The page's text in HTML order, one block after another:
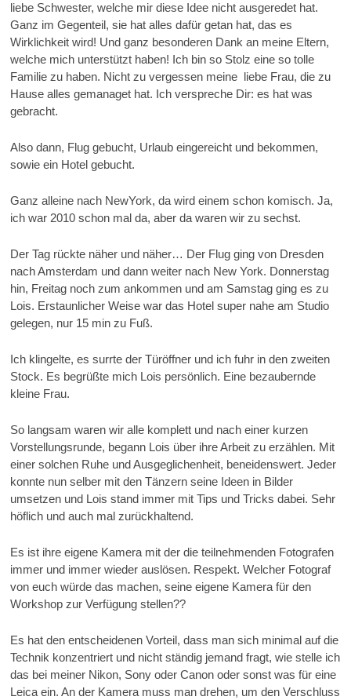
liebe Schwester, welche mir diese Idee nicht ausgeredet hat.
Ganz im Gegenteil, sie hat alles dafür getan hat, das es
Wirklichkeit wird! Und ganz besonderen Dank an meine Eltern,
welche mich unterstützt haben! Ich bin so Stolz eine so tolle
Familie zu haben. Nicht zu vergessen meine liebe Frau, die zu
Hause alles gemanaget hat. Ich verspreche Dir: es hat was
gebracht.
Also dann, Flug gebucht, Urlaub eingereicht und bekommen,
sowie ein Hotel gebucht.
Ganz alleine nach NewYork, da wird einem schon komisch. Ja,
ich war 2010 schon mal da, aber da waren wir zu sechst.
Der Tag rückte näher und näher… Der Flug ging von Dresden
nach Amsterdam und dann weiter nach New York. Donnerstag
hin, Freitag noch zum ankommen und am Samstag ging es zu
Lois. Erstaunlicher Weise war das Hotel super nahe am Studio
gelegen, nur 15 min zu Fuß.
Ich klingelte, es surrte der Türöffner und ich fuhr in den zweiten
Stock. Es begrüßte mich Lois persönlich. Eine bezaubernde
kleine Frau.
So langsam waren wir alle komplett und nach einer kurzen
Vorstellungsrunde, begann Lois über ihre Arbeit zu erzählen. Mit
einer solchen Ruhe und Ausgeglichenheit, beneidenswert. Jeder
konnte nun selber mit den Tänzern seine Ideen in Bilder
umsetzen und Lois stand immer mit Tips und Tricks dabei. Sehr
höflich und auch mal zurückhaltend.
Es ist ihre eigene Kamera mit der die teilnehmenden Fotografen
immer und immer wieder auslösen. Respekt. Welcher Fotograf
von euch würde das machen, seine eigene Kamera für den
Workshop zur Verfügung stellen??
Es hat den entscheidenen Vorteil, dass man sich minimal auf die
Technik konzentriert und nicht ständig jemand fragt, wie stelle ich
das bei meiner Nikon, Sony oder Canon oder sonst was für eine
Leica ein. An der Kamera muss man drehen, um den Verschluss